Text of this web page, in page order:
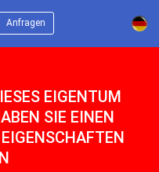
Anfragen ×
EIGENTUM
SIE EINEN